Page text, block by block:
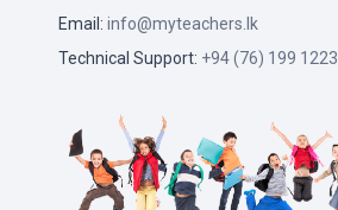
Email: info@myteachers.lk
Technical Support: +94 (76) 199 1223